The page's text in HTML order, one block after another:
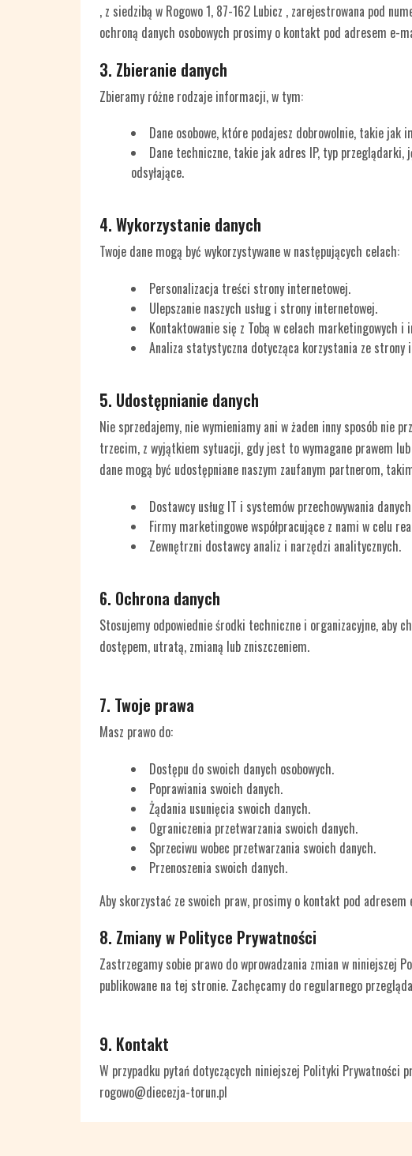
, z siedzibą w Rogowo 1, 87-162 Lubicz , zarejestrowana pod
ochroną danych osobowych prosimy o kontakt pod adresem e-
3. Zbieranie danych
Zbieramy różne rodzaje informacji, w tym:
Dane osobowe, które podajesz dobrowolnie, takie
Dane techniczne, takie jak adres IP, typ
odsyłające.
4. Wykorzystanie danych
Twoje dane mogą być wykorzystywane w następujących celach:
Personalizacja treści strony internetowej.
Ulepszanie naszych usług i strony internetowej.
Kontaktowanie się z Tobą w celach marketingowych i
Analiza statystyczna dotycząca korzystania ze strony
5. Udostępnianie danych
Nie sprzedajemy, nie wymieniamy ani w żaden inny sposób nie
trzecim, z wyjątkiem sytuacji, gdy jest to wymagane prawem lub
dane mogą być udostępniane naszym zaufanym partnerom,
Dostawcy usług IT i systemów przechowywania
Firmy marketingowe współpracujące z nami w celu
Zewnętrzni dostawcy analiz i narzędzi analitycznych.
6. Ochrona danych
Stosujemy odpowiednie środki techniczne i organizacyjne, aby
dostępem, utratą, zmianą lub zniszczeniem.
7. Twoje prawa
Masz prawo do:
Dostępu do swoich danych osobowych.
Poprawiania swoich danych.
Żądania usunięcia swoich danych.
Ograniczenia przetwarzania swoich danych.
Sprzeciwu wobec przetwarzania swoich danych.
Przenoszenia swoich danych.
Aby skorzystać ze swoich praw, prosimy o kontakt pod
8. Zmiany w Polityce Prywatności
Zastrzegamy sobie prawo do wprowadzania zmian w niniejszej
publikowane na tej stronie. Zachęcamy do regularnego
9. Kontakt
W przypadku pytań dotyczących niniejszej Polityki Prywatności
rogowo@diecezja-torun.pl